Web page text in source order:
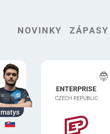
NOVINKY ZÁPASY
matys
ENTERPRISE
CZECH REPUBLIC